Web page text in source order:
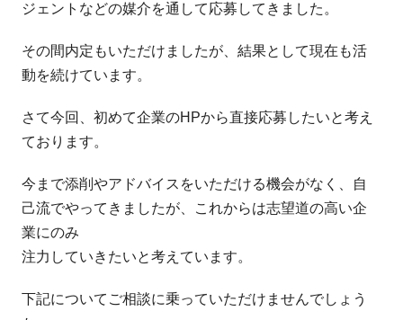
ジェントなどの媒介を通して応募してきました。
その間内定もいただけましたが、結果として現在も活
動を続けています。
さて今回、初めて企業のHPから直接応募したいと考え
ております。
今まで添削やアドバイスをいただける機会がなく、自
己流でやってきましたが、これからは志望道の高い企
業にのみ
注力していきたいと考えています。
下記についてご相談に乗っていただけませんでしょう